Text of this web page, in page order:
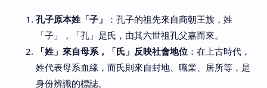
孔子原本姓「子」
：孔子的祖先來自商朝王族，姓
「子」，「孔」是氏，由其六世祖孔父嘉而來。
「姓」來自母系，「氏」反映社會地位 ：在上古時代，
姓代表母系血緣，而氏則來自封地、職業、居所等，是
身份辨識的標誌。